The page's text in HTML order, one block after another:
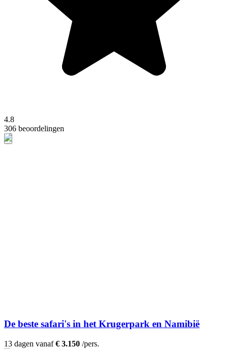
4.8
306 beoordelingen
De beste safari's in het Krugerpark en Namibië
13 dagen vanaf€ 3.150 /pers.